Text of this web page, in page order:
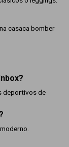
casaca bomber
deportivos de